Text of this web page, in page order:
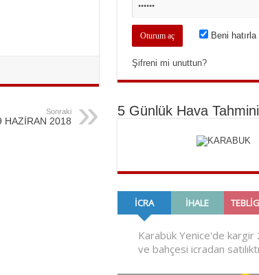
Sonraki
HAZİRAN 2018
Beni hatırla
Şifreni mi unuttun?
5 Günlük Hava Tahmini